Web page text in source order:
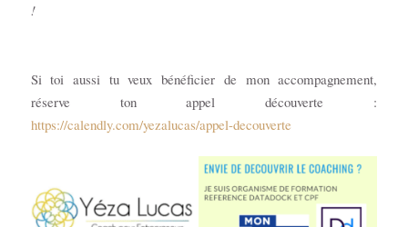
!
Si toi aussi tu veux bénéficier de mon accompagnement,
réserve ton appel découverte :
https://calendly.com/yezalucas/appel-decouverte